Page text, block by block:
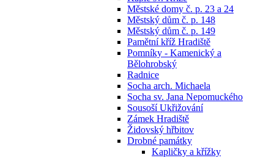
Městské domy č. p. 23 a 24
Městský dům č. p. 148
Městský dům č. p. 149
Pamětní kříž Hradiště
Pomníky - Kamenický a
Bělohrobský
Radnice
Socha arch. Michaela
Socha sv. Jana Nepomuckého
Sousoší Ukřižování
Zámek Hradiště
Židovský hřbitov
Drobné památky
Kapličky a křížky